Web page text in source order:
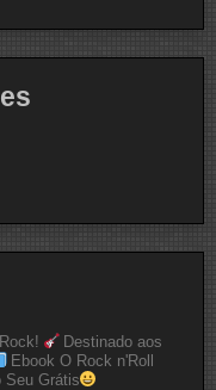
Destinado aos
Ebook O Rock n'Roll
Seu Grátis